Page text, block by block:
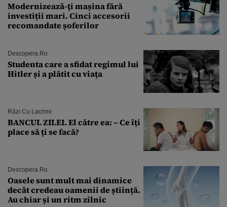
Modernizează-ți mașina fără
investiții mari. Cinci accesorii
recomandate șoferilor
Descopera.ro
Studenta care a sfidat regimul lui
Hitler și a plătit cu viața
Râzi Cu Lacrimi
BANCUL ZILEI. El către ea: – Ce îți
place să ți se facă?
Descopera.ro
Oasele sunt mult mai dinamice
decât credeau oamenii de știință.
Au chiar și un ritm zilnic